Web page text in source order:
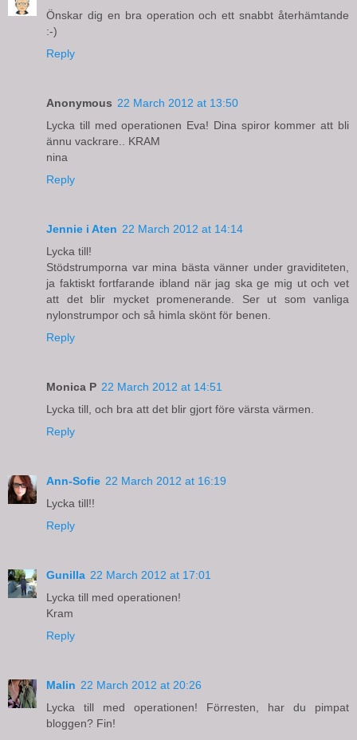
Önskar dig en bra operation och ett snabbt återhämtande
:-)
Reply
Anonymous 22 March 2012 at 13:50
Lycka till med operationen Eva! Dina spiror kommer att bli
ännu vackrare.. KRAM
nina
Reply
Jennie i Aten 22 March 2012 at 14:14
Lycka till!
Stödstrumporna var mina bästa vänner under graviditeten,
ja faktiskt fortfarande ibland när jag ska ge mig ut och vet
att det blir mycket promenerande. Ser ut som vanliga
nylonstrumpor och så himla skönt för benen.
Reply
Monica P 22 March 2012 at 14:51
Lycka till, och bra att det blir gjort före värsta värmen.
Reply
Ann-Sofie 22 March 2012 at 16:19
Lycka till!!
Reply
Gunilla 22 March 2012 at 17:01
Lycka till med operationen!
Kram
Reply
Malin 22 March 2012 at 20:26
Lycka till med operationen! Förresten, har du pimpat
bloggen? Fin!